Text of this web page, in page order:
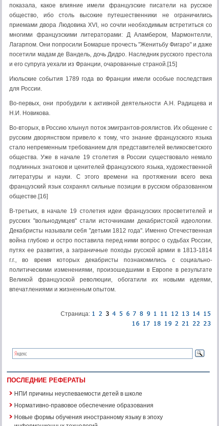
показала, какое влияние имели французские писатели на русское
общество, ибо столь высокие путешественники не ограничились
приемами двора Людовика XVI, но сочли необходимым встретиться со
многими французскими литераторами: Д Аламбером, Мармонтелли,
Лагарпом. Они попросили Бомарше прочесть "Женитьбу Фигаро" и даже
посетили мадам де Вандель, дочь Дидро. Наследник русского престола
и его супруга уехали из Франции, очарованные страной.[15]
Июльские события 1789 года во Франции имели особые последствия
для России.
Во-первых, они пробудили к активной деятельности А.Н. Радищева и
Н.И. Новикова.
Во-вторых, в Россию хлынул поток эмигрантов-роялистов. Их общение с
русским дворянством привело к тому, что знание французского языка
стало непременным требованием для представителей великосветского
общества. Уже в начале 19 столетия в России существовало немало
подлинных знатоков и ценителей французского языка, художественной
литературы и науки. С этого времени на протяжении всего века
французский язык сохранял сильные позиции в русском образованном
обществе.[16]
В-третьих, в начале 19 столетия идеи французских просветителей и
русских "вольнодумцев" стали источниками декабристской идеологии.
Декабристы называли себя "детьми 1812 года". Именно Отечественная
война глубоко и остро поставила перед ними вопрос о судьбах России,
путях ее развития, а заграничные походы русской армии в 1813-1814
г.г., во время которых декабристы познакомились с социально-
политическими изменениями, произошедшими в Европе в результате
Великой французской революции, обогатили их новыми идеями,
впечатлениями и жизненным опытом.
Страница:
ПОСЛЕДНИЕ РЕФЕРАТЫ
НПИ причины неуспеваемости детей в школе
Нормативно-правовое обеспечение образования
Новые формы обучения иностранному языку в эпоху